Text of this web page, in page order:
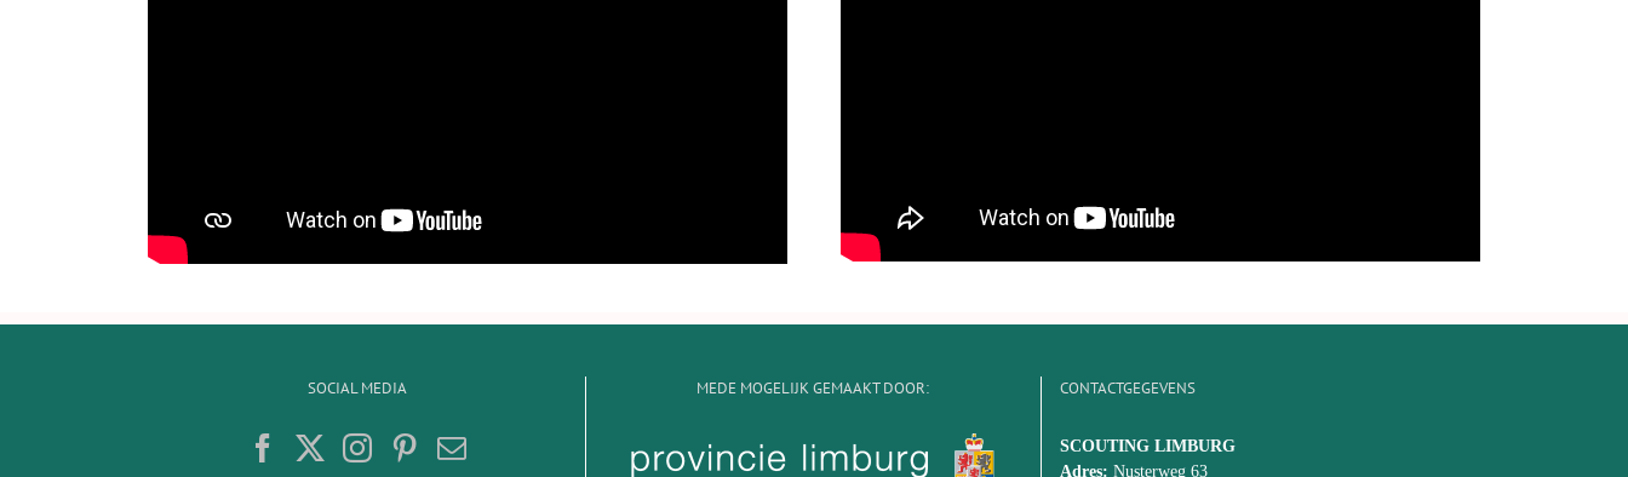
SOCIAL MEDIA MEDE MOGELIJK GEMAAKT DOOR: CONTACTGEGEVENS
SCOUTING LIMBURG
Adres: Nusterweg 63